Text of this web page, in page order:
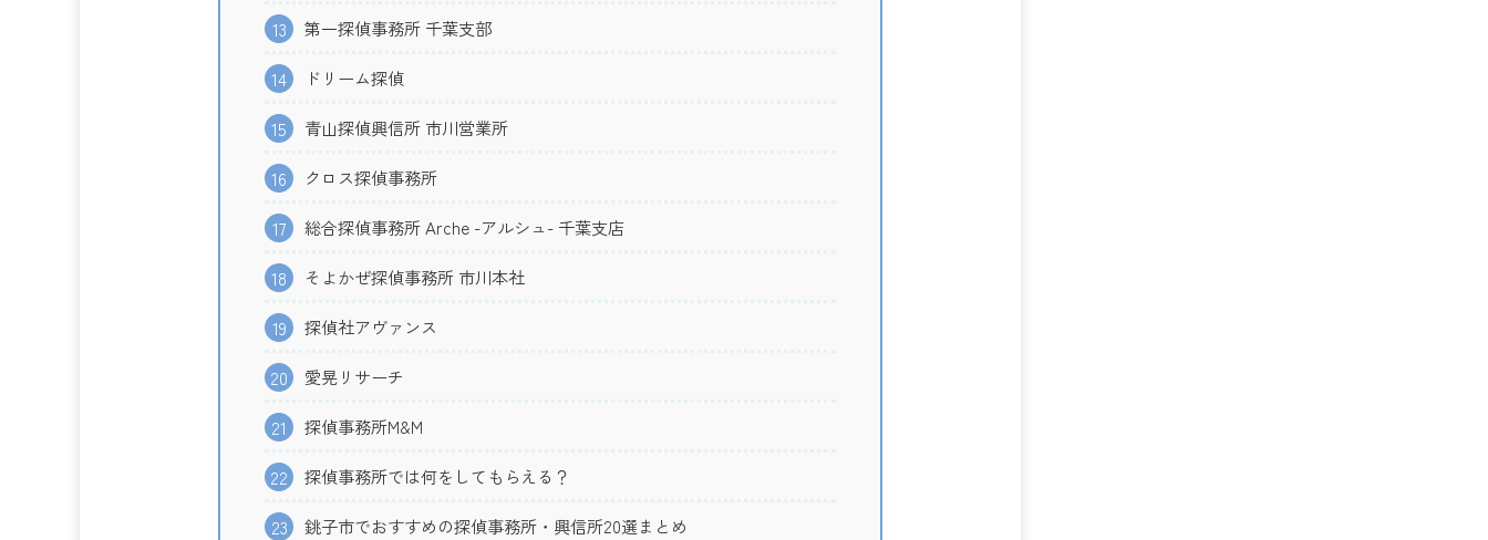
13 第一探偵事務所 千葉支部
14 ドリーム探偵
15 青山探偵興信所 市川営業所
16 クロス探偵事務所
17 総合探偵事務所 Arche -アルシュ- 千葉支店
18 そよかぜ探偵事務所 市川本社
19 探偵社アヴァンス
20 愛晃リサーチ
21 探偵事務所M&M
22 探偵事務所では何をしてもらえる？
23 銚子市でおすすめの探偵事務所・興信所20選まとめ